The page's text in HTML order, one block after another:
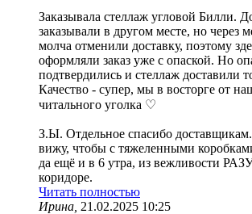
Заказывала стеллаж угловой Билли.
заказывали в другом месте, но через
молча отменили доставку, поэтому
оформляли заказ уже с опаской. Но
подтвердились и стеллаж доставили
Качество - супер, мы в восторге от
читального уголка ♡
З.Ы. Отдельное спасибо
вижу, чтобы с тяжеленными
да ещё и в 6 утра, из вежливости
коридоре.
Читать полностью
Ирина, 21.02.2025 10:25